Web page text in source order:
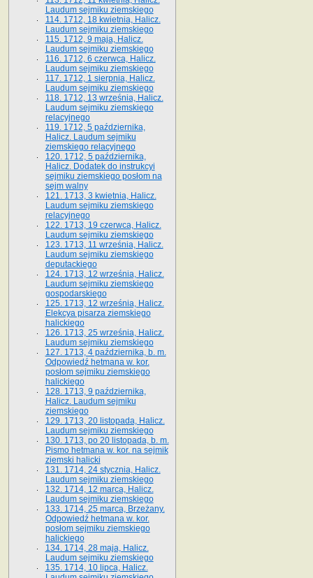
Laudum sejmiku ziemskiego
114. 1712, 18 kwietnia, Halicz.
Laudum sejmiku ziemskiego
115. 1712, 9 maja, Halicz.
Laudum sejmiku ziemskiego
116. 1712, 6 czerwca, Halicz.
Laudum sejmiku ziemskiego
117. 1712, 1 sierpnia, Halicz.
Laudum sejmiku ziemskiego
118. 1712, 13 września, Halicz.
Laudum sejmiku ziemskiego
relacyjnego
119. 1712, 5 października,
Halicz. Laudum sejmiku
ziemskiego relacyjnego
120. 1712, 5 października,
Halicz. Dodatek do instrukcyi
sejmiku ziemskiego posłom na
sejm walny
121. 1713, 3 kwietnia, Halicz.
Laudum sejmiku ziemskiego
relacyjnego
122. 1713, 19 czerwca, Halicz.
Laudum sejmiku ziemskiego
123. 1713, 11 września, Halicz.
Laudum sejmiku ziemskiego
deputackiego
124. 1713, 12 września, Halicz.
Laudum sejmiku ziemskiego
gospodarskiego
125. 1713, 12 września, Halicz.
Elekcya pisarza ziemskiego
halickiego
126. 1713, 25 września, Halicz.
Laudum sejmiku ziemskiego
127. 1713, 4 października, b. m.
Odpowiedź hetmana w. kor.
posłom sejmiku ziemskiego
halickiego
128. 1713, 9 października,
Halicz. Laudum sejmiku
ziemskiego
129. 1713, 20 listopada, Halicz.
Laudum sejmiku ziemskiego
130. 1713, po 20 listopada, b. m.
Pismo hetmana w. kor. na sejmik
ziemski halicki
131. 1714, 24 stycznia, Halicz.
Laudum sejmiku ziemskiego
132. 1714, 12 marca, Halicz.
Laudum sejmiku ziemskiego
133. 1714, 25 marca, Brzeżany.
Odpowiedź hetmana w. kor.
posłom sejmiku ziemskiego
halickiego
134. 1714, 28 maja, Halicz.
Laudum sejmiku ziemskiego
135. 1714, 10 lipca, Halicz.